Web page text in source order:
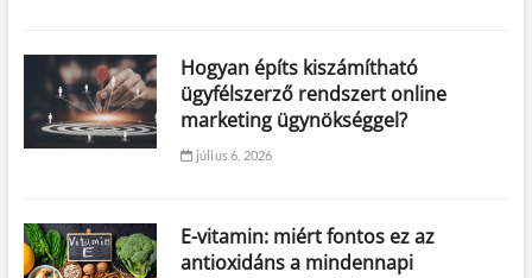
Hogyan építs kiszámítható
ügyfélszerző rendszert online
marketing ügynökséggel?
július 6, 2026
E-vitamin: miért fontos ez az
antioxidáns a mindennapi